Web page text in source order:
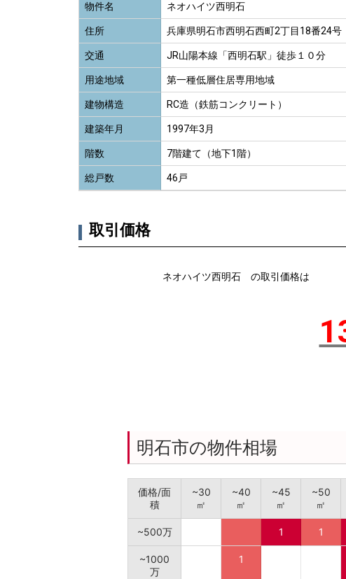
物件名 ネオハイツ西明石
住所 兵庫県明石市西明石西町2丁目18番24号
交通 JR山陽本線「西明石駅」徒歩１０分
用途地域 第一種低層住居専用地域
建物構造 RC造（鉄筋コンクリート）
建築年月 1997年3月
階数 7階建て（地下1階）
総戸数 46戸
取引価格
ネオハイツ西明石 の取引価格は
明石市の物件相場
価格/面
積
~30
㎡
~40
㎡
~45
㎡
~50
㎡
~500万 1 1
~1000
万
1